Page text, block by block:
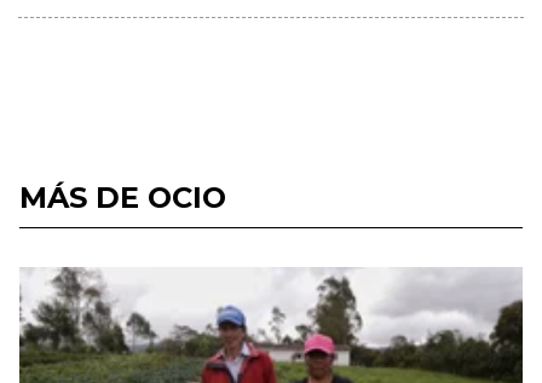
MÁS DE OCIO